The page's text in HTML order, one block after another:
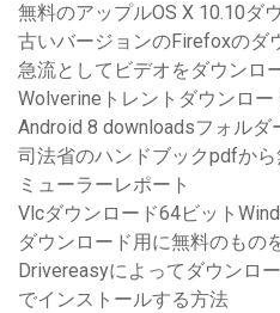
無料のアップルOS X 10.10ダ
古いバージョンのFirefoxのダ
急流としてビデオをダウンロ
Wolverineトレントダウンロ
Android 8 downloadsフォルダ
司法省のハンドブックpdfか
ミューラーレポート
Vlcダウンロード64ビット
ダウンロード用に無料のもの
Drivereasyによってダウンロ
でインストールする方法